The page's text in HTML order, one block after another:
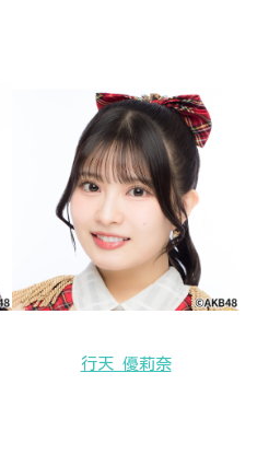
行天 優莉奈